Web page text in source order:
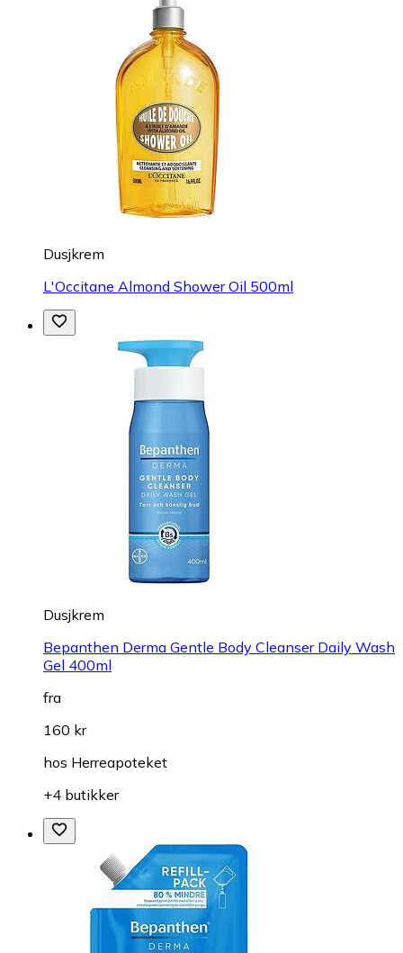
Dusjkrem
L'Occitane Almond Shower Oil 500ml
Dusjkrem
Bepanthen Derma Gentle Body Cleanser Daily Wash
Gel 400ml
fra
160 kr
hos Herreapoteket
+4 butikker